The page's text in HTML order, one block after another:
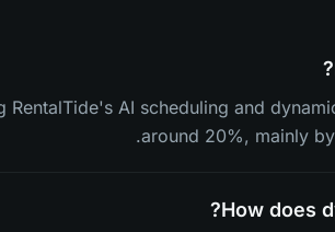
RentalTide's AI scheduling and
around 20%, mainly
How does